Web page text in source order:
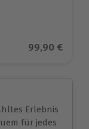
Aktueller
99,90 €
Erlebnis
für jedes